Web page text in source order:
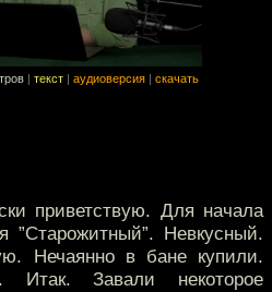
текст аудиоверсия скачать
приветствую. Для начала
”Старожитный”. Невкусный.
Нечаянно в бане купили.
Итак. Завали некоторое